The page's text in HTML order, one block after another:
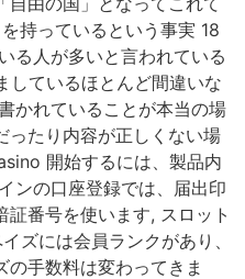
持っているという事実 18
る人が多いと言われている
ているほとんど間違いな
かれていることが本当の場
ったり内容が正しくない場
開始するには、製品内
ンの口座登録では、届出印
番号を使います, スロット
ズには会員ランクがあり、
手数料は変わってきま